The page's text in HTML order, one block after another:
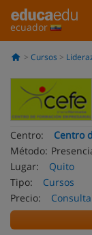
ecuador
Cursos
Centro:
Centro
Método:
Lugar:
Quito
Tipo:
Cursos
Precio: